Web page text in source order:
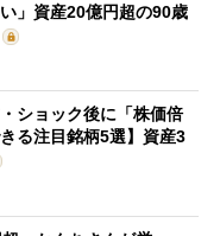
」資産20億円超の90歳
・ショック後に「株価倍
る注目銘柄5選】資産3